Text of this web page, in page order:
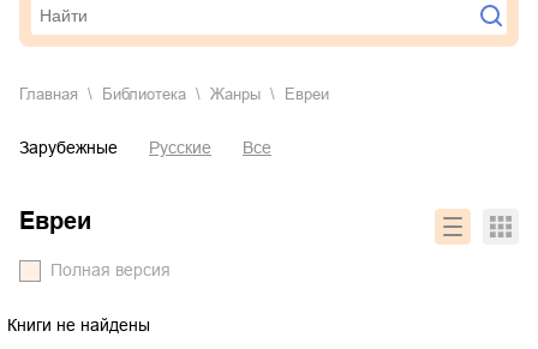
Главная Библиотека Жанры евреи
Зарубежные Русские Все
евреи
Полная версия
Книги не найдены